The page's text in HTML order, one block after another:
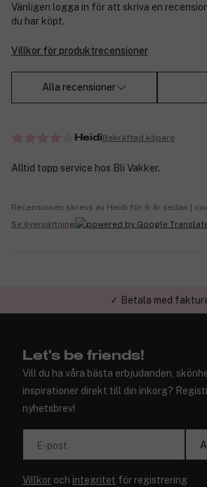
Vänligen logga in för att skriva en
du har köpt.
Villkor för produktrecensioner
Alla recensioner
HeidiBekräftad köpare
Alltid topp service hos Bli Vakker.
Recensionen skrevs av Heidi för 6 år sedan |
Se översättning
✓ Betala med
Let's be friends!
Vill du ha våra bästa erbjudanden,
inspirationer direkt till din inkorg?
nyhetsbrev!
E-post
Villkor och integritet för registrering